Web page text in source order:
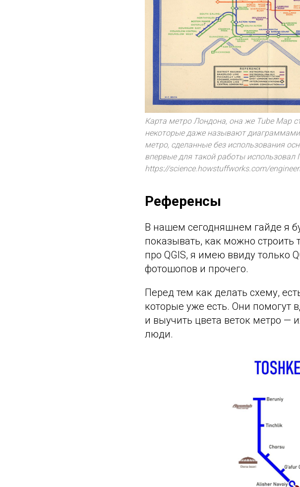
Карта метро Лондона, она же Tube Map
некоторые даже называют
метро, сделанные без использования
впервые для такой работы использовал
https://science.howstuffworks.com/
Референсы
В нашем сегодняшнем гайде я
показывать, как можно строить
про QGIS, я имею ввиду только
фотошопов и прочего.
Перед тем как делать схему,
которые уже есть. Они помогут
и выучить цвета веток метро —
люди.